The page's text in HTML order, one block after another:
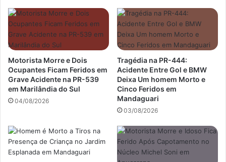
Motorista Morre e Dois
Ocupantes Ficam Feridos em
Grave Acidente na PR-539
em Marilândia do Sul
04/08/2026
Tragédia na PR-444:
Acidente Entre Gol e BMW
Deixa Um homem Morto e
Cinco Feridos em
Mandaguari
03/08/2026